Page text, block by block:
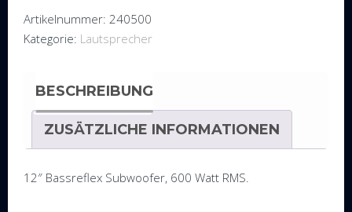
NLW12
Menge
Artikelnummer: 240500
Kategorie: Lautsprecher
BESCHREIBUNG
ZUSÄTZLICHE INFORMATIONEN
12″ Bassreflex Subwoofer, 600 Watt RMS.